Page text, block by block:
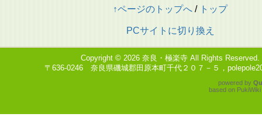
↑ページのトップへ / トップ
PCサイトに切り換え
Copyright © 2026 奈良・極楽寺 All Rights Reserved.
〒636-0246 奈良県磯城郡田原本町千代２０７－５，
powered by
based on PukiWiki